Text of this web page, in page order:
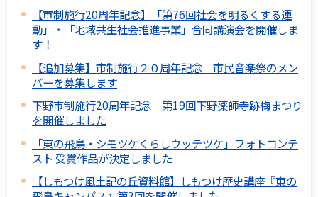
【市制施行20周年記念】「第76回社会を明るくする運
動」・「地域共生社会推進事業」合同講演会を開催しま
す！
【追加募集】市制施行２０周年記念 市民音楽祭のメン
バーを募集します
下野市制施行20周年記念 第19回下野薬師寺跡梅まつり
を開催しました
「東の飛鳥・シモツケくらしウッテツケ」フォトコンテ
スト 受賞作品が決定しました
【しもつけ風土記の丘資料館】しもつけ歴史講座『東の